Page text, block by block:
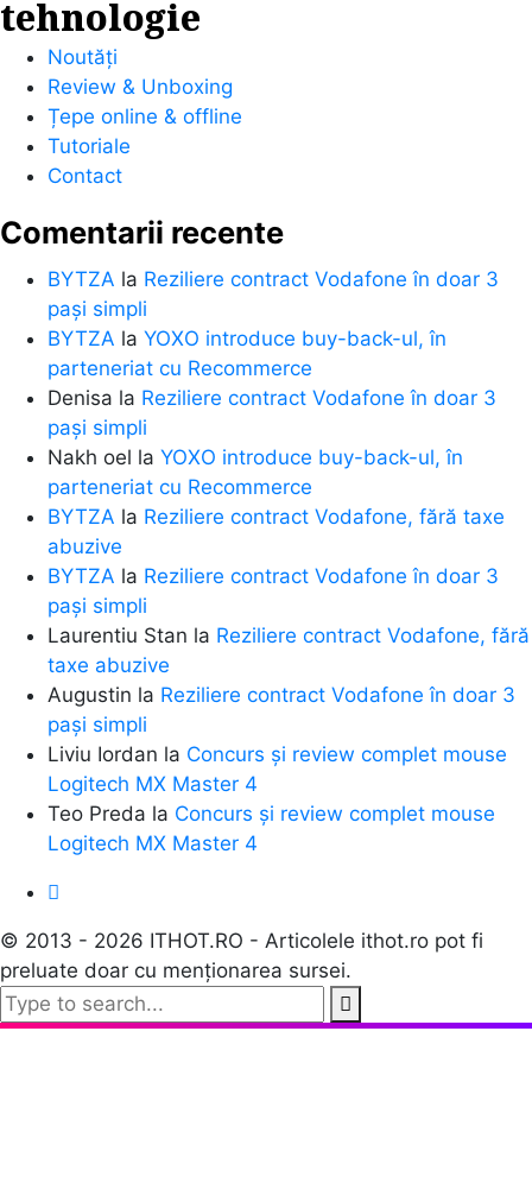
Noutăți
Review & Unboxing
Țepe online & offline
Tutoriale
Contact
Comentarii recente
BYTZA la Reziliere contract Vodafone în doar 3
pași simpli
BYTZA la YOXO introduce buy-back-ul, în
parteneriat cu Recommerce
Denisa la Reziliere contract Vodafone în doar 3
pași simpli
Nakh oel la YOXO introduce buy-back-ul, în
parteneriat cu Recommerce
BYTZA la Reziliere contract Vodafone, fără taxe
abuzive
BYTZA la Reziliere contract Vodafone în doar 3
pași simpli
Laurentiu Stan la Reziliere contract Vodafone, fără
taxe abuzive
Augustin la Reziliere contract Vodafone în doar 3
pași simpli
Liviu Iordan la Concurs și review complet mouse
Logitech MX Master 4
Teo Preda la Concurs și review complet mouse
Logitech MX Master 4
© 2013 - 2026 ITHOT.RO - Articolele ithot.ro pot fi
preluate doar cu menționarea sursei.